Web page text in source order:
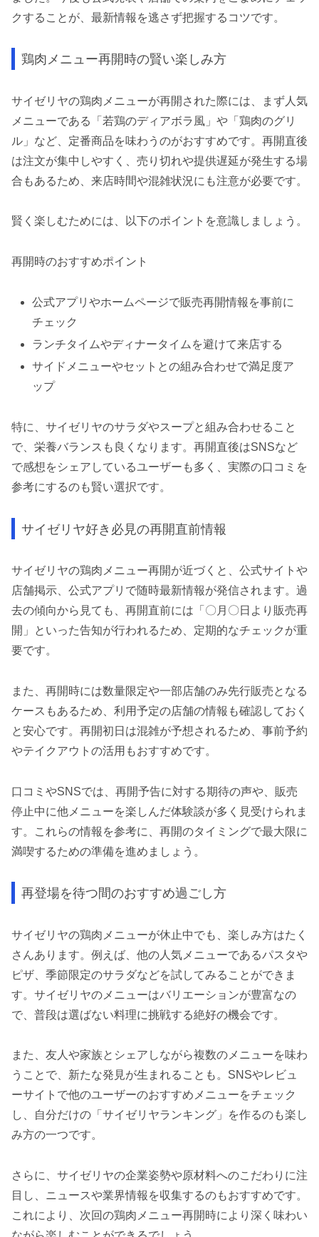
クすることが、最新情報を逃さず把握するコツです。
鶏肉メニュー再開時の賢い楽しみ方
サイゼリヤの鶏肉メニューが再開された際には、まず人気
メニューである「若鶏のディアボラ風」や「鶏肉のグリ
ル」など、定番商品を味わうのがおすすめです。再開直後
は注文が集中しやすく、売り切れや提供遅延が発生する場
合もあるため、来店時間や混雑状況にも注意が必要です。
賢く楽しむためには、以下のポイントを意識しましょう。
再開時のおすすめポイント
公式アプリやホームページで販売再開情報を事前に
チェック
ランチタイムやディナータイムを避けて来店する
サイドメニューやセットとの組み合わせで満足度ア
ップ
特に、サイゼリヤのサラダやスープと組み合わせること
で、栄養バランスも良くなります。再開直後はSNSなど
で感想をシェアしているユーザーも多く、実際の口コミを
参考にするのも賢い選択です。
サイゼリヤ好き必見の再開直前情報
サイゼリヤの鶏肉メニュー再開が近づくと、公式サイトや
店舗掲示、公式アプリで随時最新情報が発信されます。過
去の傾向から見ても、再開直前には「〇月〇日より販売再
開」といった告知が行われるため、定期的なチェックが重
要です。
また、再開時には数量限定や一部店舗のみ先行販売となる
ケースもあるため、利用予定の店舗の情報も確認しておく
と安心です。再開初日は混雑が予想されるため、事前予約
やテイクアウトの活用もおすすめです。
口コミやSNSでは、再開予告に対する期待の声や、販売
停止中に他メニューを楽しんだ体験談が多く見受けられま
す。これらの情報を参考に、再開のタイミングで最大限に
満喫するための準備を進めましょう。
再登場を待つ間のおすすめ過ごし方
サイゼリヤの鶏肉メニューが休止中でも、楽しみ方はたく
さんあります。例えば、他の人気メニューであるパスタや
ピザ、季節限定のサラダなどを試してみることができま
す。サイゼリヤのメニューはバリエーションが豊富なの
で、普段は選ばない料理に挑戦する絶好の機会です。
また、友人や家族とシェアしながら複数のメニューを味わ
うことで、新たな発見が生まれることも。SNSやレビュ
ーサイトで他のユーザーのおすすめメニューをチェック
し、自分だけの「サイゼリヤランキング」を作るのも楽し
み方の一つです。
さらに、サイゼリヤの企業姿勢や原材料へのこだわりに注
目し、ニュースや業界情報を収集するのもおすすめです。
これにより、次回の鶏肉メニュー再開時により深く味わい